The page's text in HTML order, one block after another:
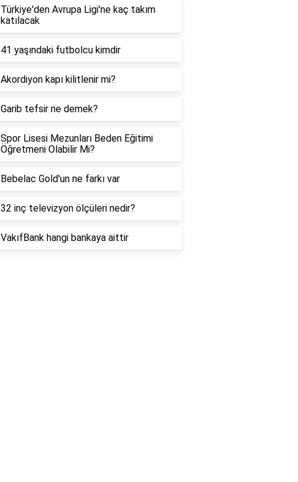
Türkiye'den Avrupa Ligi'ne kaç takım
katılacak
41 yaşındaki futbolcu kimdir
Akordiyon kapı kilitlenir mi?
Garib tefsir ne demek?
Spor Lisesi Mezunları Beden Eğitimi
Öğretmeni Olabilir Mi?
Bebelac Gold'un ne farkı var
32 inç televizyon ölçüleri nedir?
VakıfBank hangi bankaya aittir